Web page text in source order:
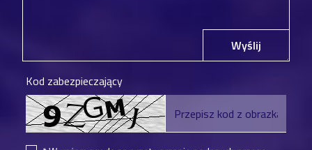
Wyślij
Kod zabezpieczający